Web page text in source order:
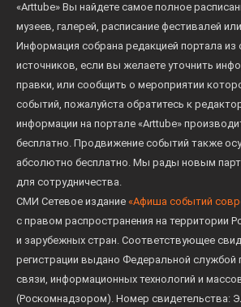
«Arttube» Вы найдете самое полное
музеев, галерей, расписание фестивалей
Информация собрана редакцией портала
источников, если вы желаете уточнить
правки, или сообщить о мероприятии
событий, пожалуйста обратитесь к
информации на портале «Arttube»
бесплатно. Продвижение событий также
абсолютно бесплатно. Мы рады новым
для сотрудничества.
СМИ Сетевое издание «Афиша событий
с правом распространения на территории
и зарубежных стран. Соответствующее
регистрации выдано Федеральной службой
связи, информационных технологий и
(Роскомнадзором). Номер свидетельства: